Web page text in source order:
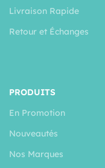
Livraison Rapide
Retour et Échanges
PRODUITS
En Promotion
Nouveautés
Nos Marques